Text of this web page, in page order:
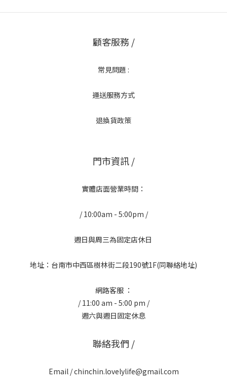
顧客服務 /
常見問題 :
運送服務方式
退換貨政策
門市資訊 /
實體店面營業時間：
/ 10:00am - 5:00pm /
週日與周三為固定店休日
地址：台南市中西區樹林街二段190號1F(同聯絡地址)
網路客服 ：
/ 11:00 am - 5:00 pm /
週六與週日固定休息
聯絡我們 /
Email / chinchin.lovelylife@gmail.com